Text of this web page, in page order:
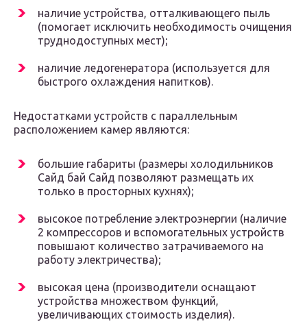
наличие устройства, отталкивающего пыль
(помогает исключить необходимость очищения
труднодоступных мест);
наличие ледогенератора (используется для
быстрого охлаждения напитков).
Недостатками устройств с параллельным
расположением камер являются:
большие габариты (размеры холодильников
Сайд бай Сайд позволяют размещать их
только в просторных кухнях);
высокое потребление электроэнергии (наличие
2 компрессоров и вспомогательных устройств
повышают количество затрачиваемого на
работу электричества);
высокая цена (производители оснащают
устройства множеством функций,
увеличивающих стоимость изделия).